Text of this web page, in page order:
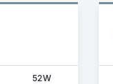
52W